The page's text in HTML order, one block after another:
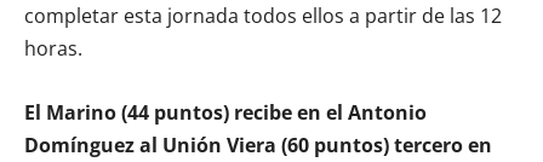
completar esta jornada todos ellos a partir de las 12
horas.
El Marino (44 puntos) recibe en el Antonio
Domínguez al Unión Viera (60 puntos) tercero en